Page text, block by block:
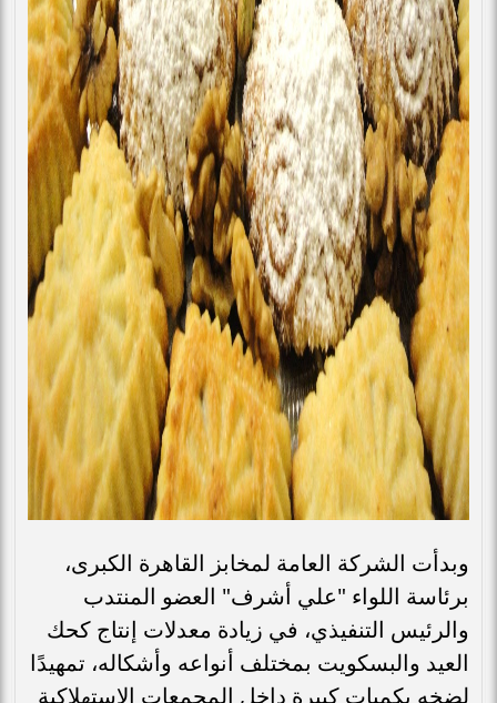
وبدأت الشركة العامة لمخابز القاهرة الكبرى،
برئاسة اللواء "علي أشرف" العضو المنتدب
والرئيس التنفيذي، في زيادة معدلات إنتاج كحك
العيد والبسكويت بمختلف أنواعه وأشكاله، تمهيدًا
لضخه بكميات كبيرة داخل المجمعات الاستهلاكية